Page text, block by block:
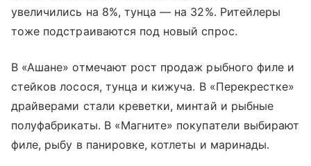
увеличились на 8%, тунца — на 32%. Ритейлеры
тоже подстраиваются под новый спрос.
В «Ашане» отмечают рост продаж рыбного филе и
стейков лосося, тунца и кижуча. В «Перекрестке»
драйверами стали креветки, минтай и рыбные
полуфабрикаты. В «Магните» покупатели выбирают
филе, рыбу в панировке, котлеты и маринады.